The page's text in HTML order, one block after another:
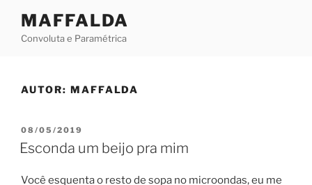
content
MAFFALDA
Convoluta e Paramétrica
AUTOR: MAFFALDA
POSTED
ON
08/05/2019
Esconda um beijo pra mim
Você esquenta o resto de sopa no microondas, eu me